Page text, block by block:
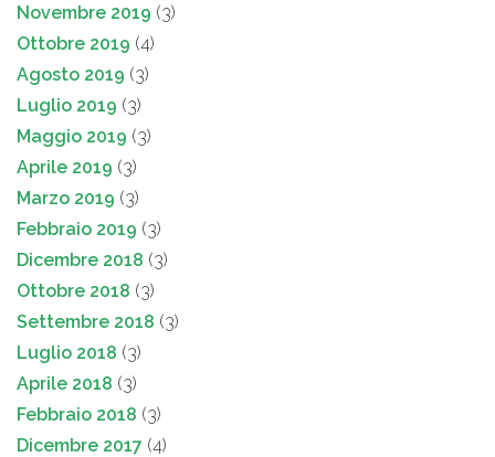
Novembre 2019 (3)
Ottobre 2019 (4)
Agosto 2019 (3)
Luglio 2019 (3)
Maggio 2019 (3)
Aprile 2019 (3)
Marzo 2019 (3)
Febbraio 2019 (3)
Dicembre 2018 (3)
Ottobre 2018 (3)
Settembre 2018 (3)
Luglio 2018 (3)
Aprile 2018 (3)
Febbraio 2018 (3)
Dicembre 2017 (4)